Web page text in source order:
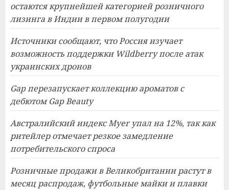
остаются крупнейшей категорией розничного
лизинга в Индии в первом полугодии
Источники сообщают, что Россия изучает
возможность поддержки Wildberry после атак
украинских дронов
Gap перезапускает коллекцию ароматов с
дебютом Gap Beauty
Австралийский индекс Myer упал на 12%, так как
ритейлер отмечает резкое замедление
потребительского спроса
Розничные продажи в Великобритании растут в
месяц распродаж, футбольные майки и плавки